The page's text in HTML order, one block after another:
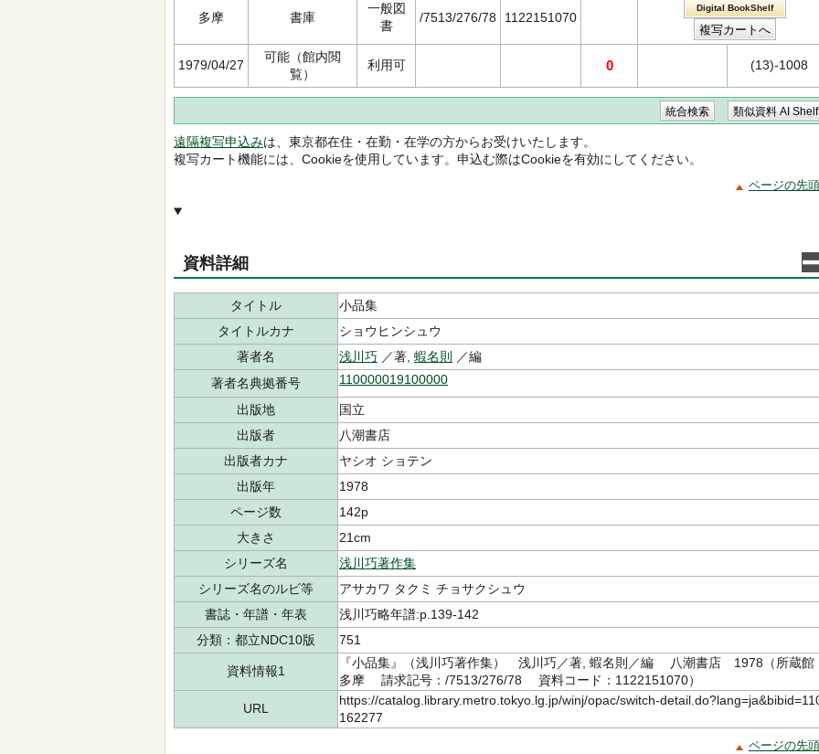
多摩 書庫
一般図
書
/7513/276/78 1122151070
Digital BookShelf
1979/04/27
可能（館内閲
覧）
利用可 0 (13)-1008
遠隔複写申込みは、東京都在住・在勤・在学の方からお受けいたします。
複写カート機能には、Cookieを使用しています。申込む際はCookieを有効にしてください。
ページの先
資料詳細
タイトル
小品集
タイトルカナ
ショウヒンシュウ
著者名
浅川巧 ／著, 蝦名則
／編
著者名典拠番号
110000019100000
出版地
国立
出版者
八潮書店
出版者カナ
ヤシオ ショテン
出版年
1978
ページ数
142p
大きさ
21cm
シリーズ名
浅川巧著作集
シリーズ名のルビ等
アサカワ タクミ チョサクシュウ
書誌・年譜・年表
浅川巧略年譜:p.139-142
分類：都立NDC10版
751
資料情報1
『小品集』（浅川巧著作集） 浅川巧／著, 蝦名則／編 八潮書店 1978（所蔵館
多摩 請求記号：/7513/276/78 資料コード：1122151070）
URL
https://catalog.library.metro.tokyo.lg.jp/winj/opac/switch-
162277
ページの先